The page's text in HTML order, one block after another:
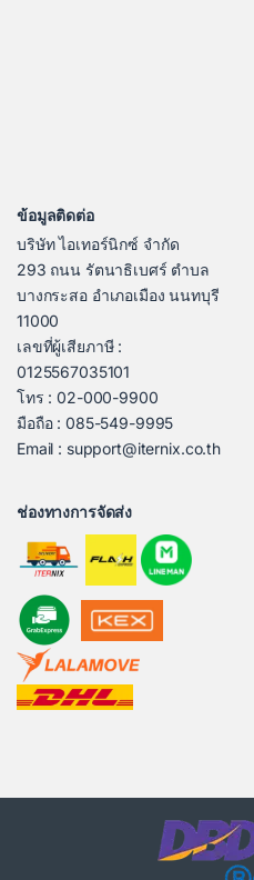
ข้อมูลติดต่อ
บริษัท ไอเทอร์นิกซ์ จำกัด
293 ถนน รัตนาธิเบศร์ ตำบล
บางกระสอ อำเภอเมือง นนทบุรี
11000
เลขที่ผู้เสียภาษี :
0125567035101
โทร : 02-000-9900
มือถือ : 085-549-9995
Email : support@iternix.co.th
ช่องทางการจัดส่ง